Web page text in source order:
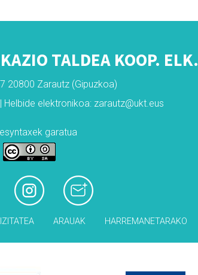
TALDEA KOOP. ELK.
20800 Zarautz (Gipuzkoa)
elektronikoa: zarautz@ukt.eus
garatua
ARAUAK HARREMANETARAKO